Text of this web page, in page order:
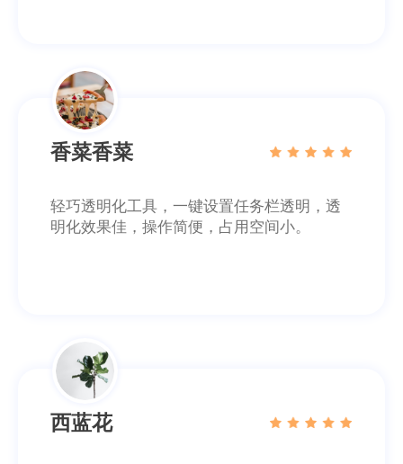
香菜香菜
轻巧透明化工具，一键设置任务栏透明，透
明化效果佳，操作简便，占用空间小。
西蓝花